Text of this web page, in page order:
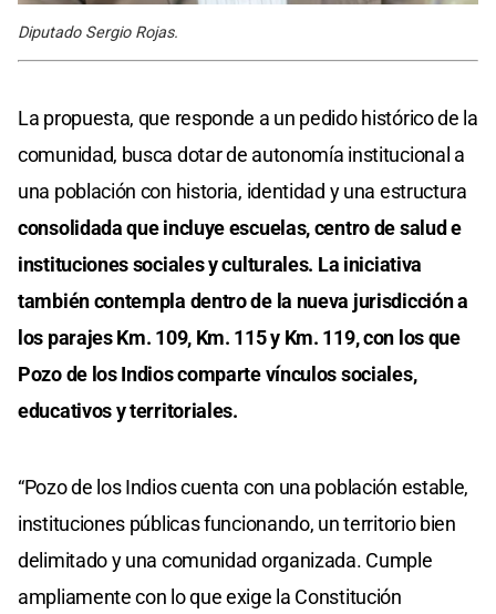
Diputado Sergio Rojas.
La propuesta, que responde a un pedido histórico de la
comunidad, busca dotar de autonomía institucional a
una población con historia, identidad y una estructura
consolidada que incluye escuelas, centro de salud e
instituciones sociales y culturales. La iniciativa
también contempla dentro de la nueva jurisdicción a
los parajes Km. 109, Km. 115 y Km. 119, con los que
Pozo de los Indios comparte vínculos sociales,
educativos y territoriales.
“Pozo de los Indios cuenta con una población estable,
instituciones públicas funcionando, un territorio bien
delimitado y una comunidad organizada. Cumple
ampliamente con lo que exige la Constitución